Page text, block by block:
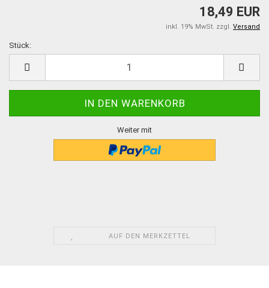
18,49 EUR
inkl. 19% MwSt. zzgl. Versand
Stück:
Weiter mit
AUF DEN MERKZETTEL